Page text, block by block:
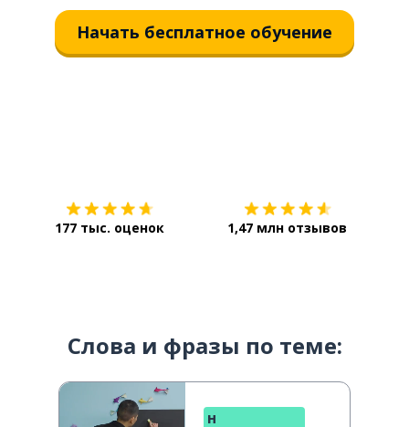
Начать бесплатное обучение
177 тыс. оценок 1,47 млн отзывов
Слова и фразы по теме:
н